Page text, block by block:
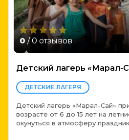
0 / 0 отзывов
Детский лагерь «Марал-
ДЕТСКИЕ ЛАГЕРЯ
Детский лагерь «Марал-Сай»
возрасте от 6 до 15 лет на
окунуться в атмосферу